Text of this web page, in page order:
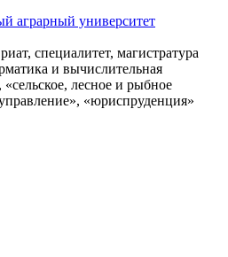
аграрный университет
специалитет, магистратура
и вычислительная
лесное и рыбное
«юриспруденция»